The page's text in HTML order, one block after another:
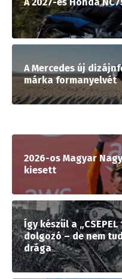
A 2027-es Honda
A Mercedes új
márka formanyelvét
2026-os Magyar
kiesett
Így készül a
dolgozó – de nem
drága